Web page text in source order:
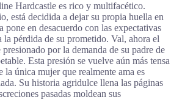
Hardcastle es rico y multifacético.
está decidida a dejar su propia huella en
pone en desacuerdo con las expectativas
pérdida de su prometido. Val, ahora el
por la demanda de su padre de
Esta presión se vuelve aún más tensa
la única mujer que realmente ama es
Su historia agridulce llena las páginas
pasadas moldean sus